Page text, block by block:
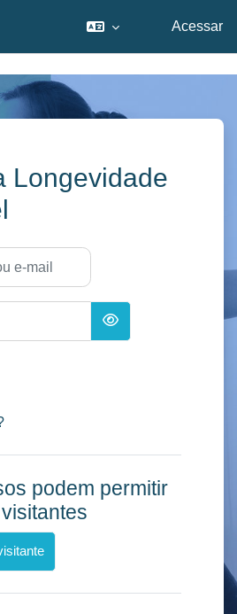
Acessar
Longevidade
mail
podem permitir